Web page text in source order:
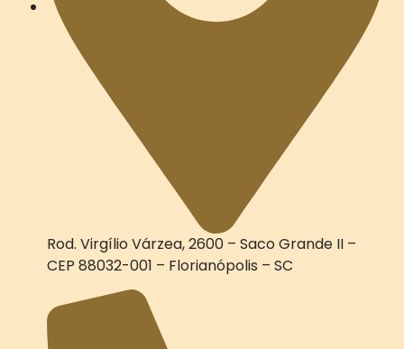
Rod. Virgílio Várzea, 2600 – Saco Grande II –
CEP 88032-001 – Florianópolis – SC